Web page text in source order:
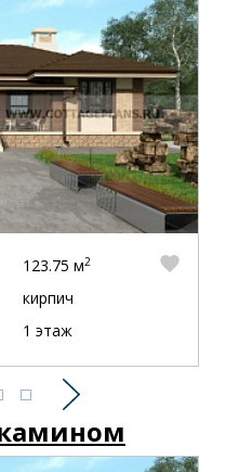
Следующий
123.75 м2
кирпич
1 этаж